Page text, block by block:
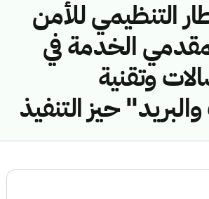
التنظيمي للأمن
الخدمة في
وتقنية
حيز التنفيذ